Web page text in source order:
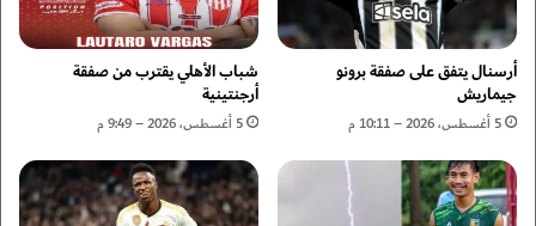
ك
و
ن
ا
ل
خ
ي
ر
ي
ر
ي
ر
ا
ت
ى
2
أرسنال يتفق على صفقة برونو
جيماريش
5 أغسطس، 2026 – 10:11 م
شباب الأهلي يقترب من صفقة
أرجنتينية
5 أغسطس، 2026 – 9:49 م